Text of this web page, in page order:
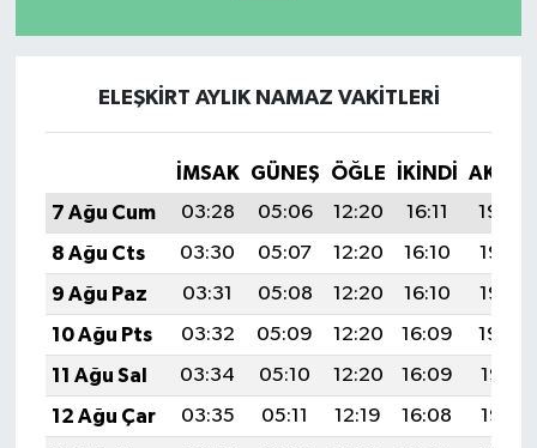
ELEŞKIRT AYLIK NAMAZ VAKITLERI
İMSAK GÜNEŞ ÖĞLE İKINDI
7 Ağu Cum
03:28 05:06 12:20 16:11
19:24
8 Ağu Cts
03:30 05:07 12:20 16:10
19:23
9 Ağu Paz
03:31 05:08 12:20 16:10
19:22
10 Ağu Pts
03:32 05:09 12:20 16:09
19:20
11 Ağu Sal
03:34 05:10 12:20 16:09
19:19
12 Ağu Çar
03:35 05:11 12:19 16:08
19:18